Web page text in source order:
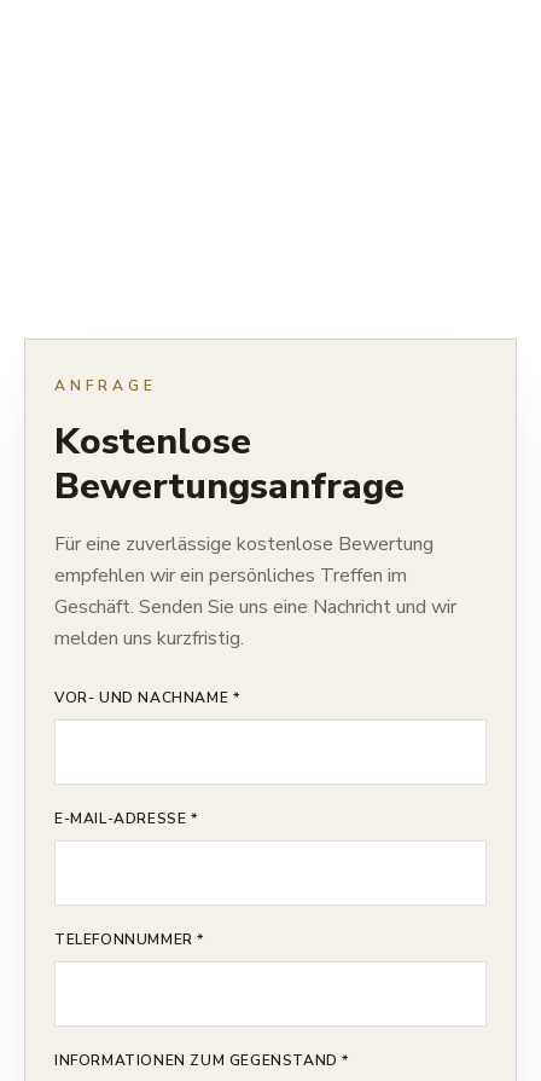
ANFRAGE
Kostenlose
Bewertungsanfrage
Für eine zuverlässige kostenlose Bewertung
empfehlen wir ein persönliches Treffen im
Geschäft. Senden Sie uns eine Nachricht und wir
melden uns kurzfristig.
VOR- UND NACHNAME *
E-MAIL-ADRESSE *
TELEFONNUMMER *
INFORMATIONEN ZUM GEGENSTAND *